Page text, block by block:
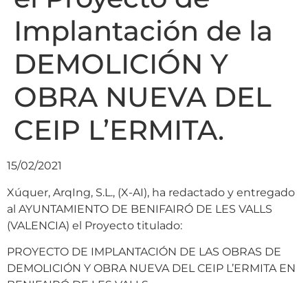
Implantación de la
DEMOLICIÓN Y
OBRA NUEVA DEL
CEIP L’ERMITA.
15/02/2021
Xúquer, ArqIng, S.L., (X-AI), ha redactado y entregado
al AYUNTAMIENTO DE BENIFAIRÓ DE LES VALLS
(VALENCIA) el Proyecto titulado:
PROYECTO DE IMPLANTACIÓN DE LAS OBRAS DE
DEMOLICIÓN Y OBRA NUEVA DEL CEIP L’ERMITA EN